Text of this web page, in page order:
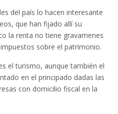
del país lo hacen interesante
que han fijado allí su
la renta no tiene gravamenes
sobre el patrimonio.
el turismo, aunque también el
en el principado dadas las
con domicilio fiscal en la